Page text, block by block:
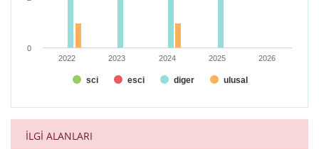
sci esci diger ulusal
2022 2023 2024 2025 2026
0
End of interactive chart.
İLGİ ALANLARI